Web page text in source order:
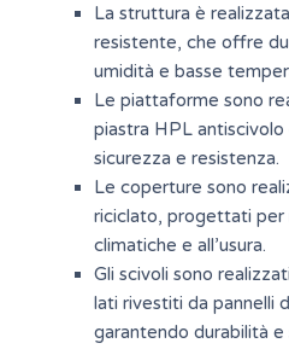
La struttura è
resistente, che offre
umidità e basse
Le piattaforme sono
piastra HPL
sicurezza e resistenza.
Le coperture sono
riciclato, progettati per
climatiche e all’usura.
Gli scivoli sono
lati rivestiti da pannelli
garantendo durabilità e